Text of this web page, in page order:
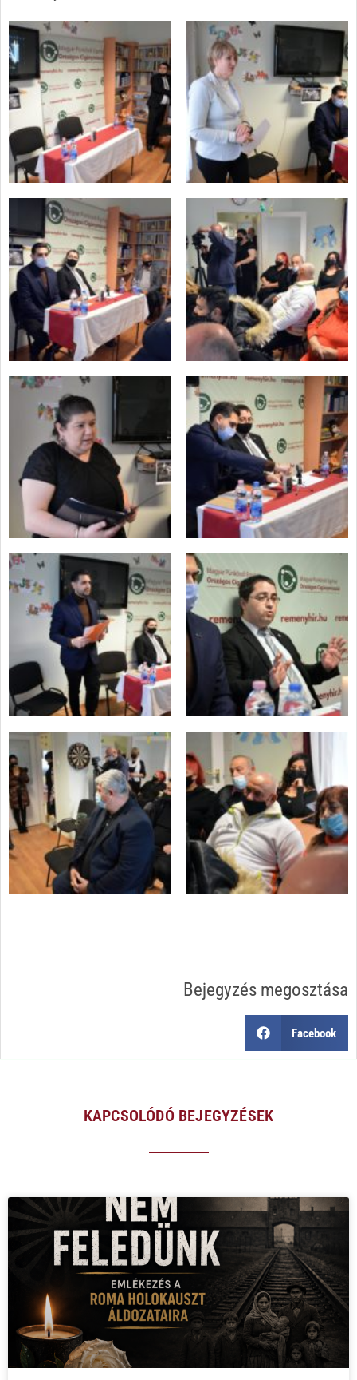
Bejegyzés megosztása
Facebook
KAPCSOLÓDÓ BEJEGYZÉSEK